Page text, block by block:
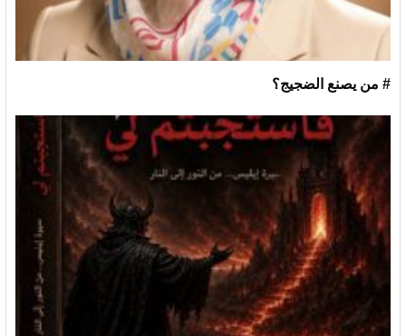
# من يصنع الضجيج؟